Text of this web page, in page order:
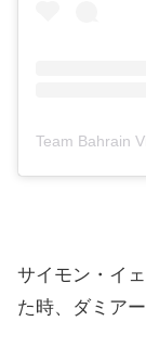
サイモン・イ
た時、ダミア